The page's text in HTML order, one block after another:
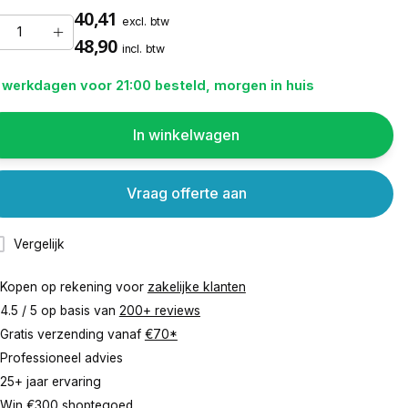
40,41 excl. btw
48,90 incl. btw
werkdagen voor 21:00 besteld, morgen in huis
In winkelwagen
Vergelijk
Vraag offerte aan
Kopen op rekening voor zakelijke klanten
4.5 / 5 op basis van 200+ reviews
Gratis verzending vanaf €70*
Professioneel advies
25+ jaar ervaring